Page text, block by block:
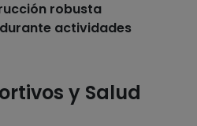
robusta
actividades
y Salud